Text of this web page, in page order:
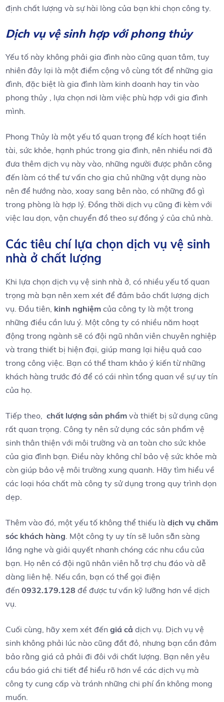
định chất lượng và sự hài lòng của bạn khi chọn công ty.
Dịch vụ vệ sinh hợp với phong thủy
Yếu tố này không phải gia đình nào cũng quan tâm, tuy
nhiên đây lại là một điểm cộng vô cùng tốt để những gia
đình, đặc biệt là gia đình làm kinh doanh hay tin vào
phong thủy , lựa chọn nơi làm việc phù hợp với gia đình
mình.
Phong Thủy là một yếu tố quan trọng để kích hoạt tiền
tài, sức khỏe, hạnh phúc trong gia đình, nên nhiều nơi đã
đưa thêm dịch vụ này vào, những người được phân công
đến làm có thể tư vấn cho gia chủ những vật dụng nào
nên để hướng nào, xoay sang bên nào, có những đồ gì
trong phòng là hợp lý. Đồng thời dịch vụ cũng đi kèm với
việc lau dọn, vận chuyển đồ theo sự đồng ý của chủ nhà.
Các tiêu chí lựa chọn dịch vụ vệ sinh
nhà ở‌ chất lượng
Khi lựa‌ chọn dịch vụ vệ sinh nhà ở, có nhiều ⁤yếu tố quan
trọng mà ‌bạn nên xem xét‌ để⁣ đảm bảo chất lượng dịch
vụ. Đầu⁤ tiên, kinh nghiệm của ⁢công ty là một trong
những ⁢điều cần lưu ý. Một công ty có nhiều năm hoạt
động trong ngành sẽ có đội ‌ngũ nhân‌ viên chuyên nghiệp⁣
và trang thiết bị hiện đại, giúp ⁤mang lại hiệu quả cao
trong công việc. Bạn có‌ thể tham khảo ý ⁤kiến từ những
khách hàng ​trước đó để có cái nhìn ‍tổng quan về ⁢sự uy tín
của họ.
Tiếp theo, ⁢chất lượng sản phẩm và thiết bị sử dụng cũng
rất quan trọng. Công ty nên‌ sử dụng các sản⁤ phẩm vệ
sinh thân thiện với môi trường và an toàn cho⁤ sức khỏe
của gia đình bạn. Điều này⁢ không ‌chỉ bảo‍ vệ sức khỏe mà
còn giúp bảo ‌vệ môi trường xung quanh. ‌Hãy tìm hiểu về​
các loại ‍hóa chất mà công ty sử dụng ‍trong​ quy trình dọn
dẹp.
Thêm vào đó, một yếu tố không thể thiếu làdịch vụ chăm
sóc khách hàng . Một công‌ ty uy tín sẽ⁢ luôn sẵn sàng
lắng nghe và giải quyết nhanh chóng các nhu cầu của
bạn.‍ Họ nên có đội ngũ⁤ nhân viên hỗ⁣ trợ chu đáo‌ và dễ
dàng⁣ liên hệ. Nếu cần, bạn có thể gọi ⁢điện
đến0932.179.128 để được ⁤tư vấn kỹ lưỡng hơn về dịch
vụ.
Cuối cùng, hãy ⁤xem xét đếngiá cả dịch vụ. ⁢Dịch vụ vệ
sinh không phải lúc nào cũng đắt ​đỏ, nhưng bạn ​cần đảm
bảo rằng giá cả phải đi đôi với chất lượng. Bạn nên yêu
cầu báo giá chi tiết để hiểu ‌rõ hơn ​về các dịch ⁢vụ⁤ mà
công ty cung ‍cấp và tránh những chi phí ẩn‌ không mong
muốn.